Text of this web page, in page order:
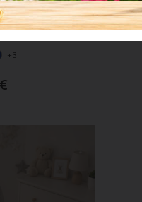
5 Pezzi
+3
€